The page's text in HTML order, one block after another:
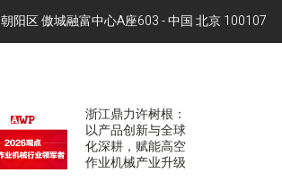
朝阳区 傲城融富中心A座603 - 中国 北京 100107​
浙江鼎力许树根：
以产品创新与全球
化深耕，赋能高空
作业机械产业升级